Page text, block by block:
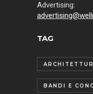
Advertising:
TAG
BANDI E